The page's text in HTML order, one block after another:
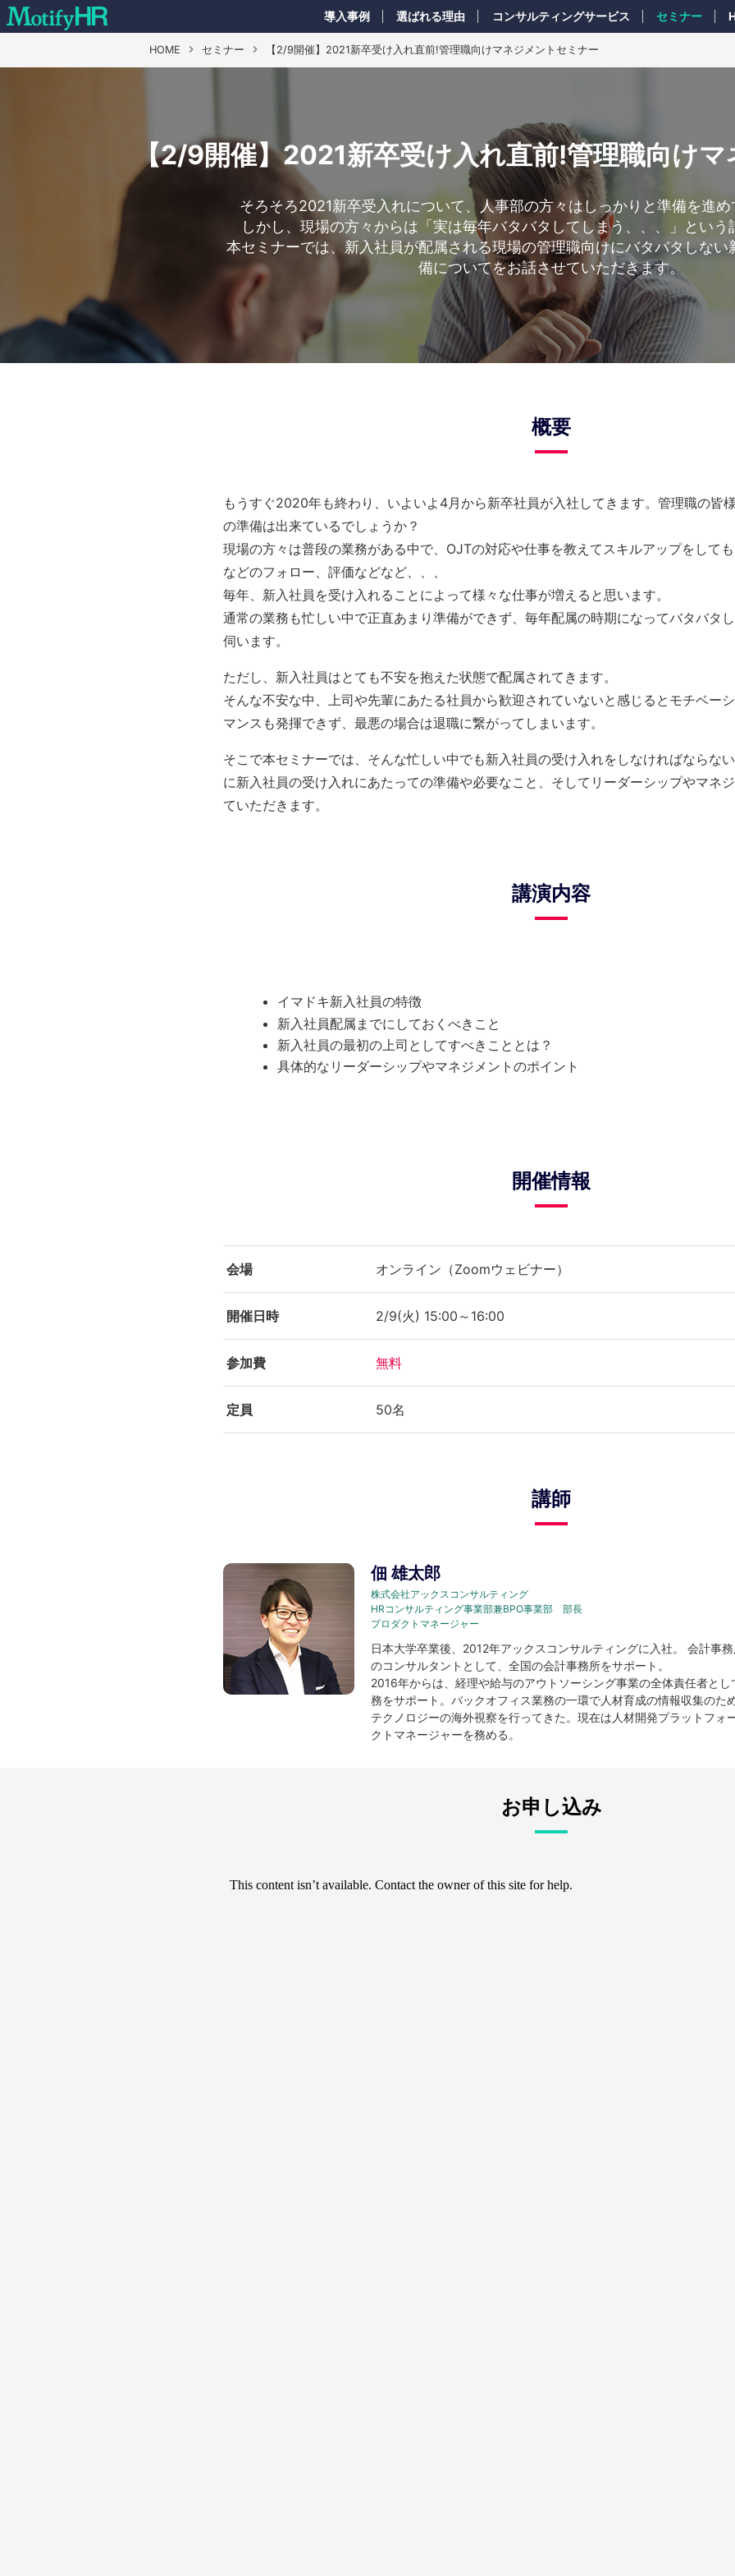
導入事例 選ばれる理由 コンサルティングサービス セミナー
HOME セミナー 【2/9開催】2021新卒受け入れ直前!管理職向けマネジメントセミナー
【2/9開催】2021新卒受け入れ直前!管理職向け
そろそろ2021新卒受入れについて、人事部の方々はしっかりと準備を進め
しかし、現場の方々からは「実は毎年バタバタしてしまう、、、」という
本セミナーでは、新入社員が配属される現場の管理職向けにバタバタしない
備についてをお話させていただきます。
概要
もうすぐ2020年も終わり、いよいよ4月から新卒社員が入社してきます。管理職の皆
の準備は出来ているでしょうか？
現場の方々は普段の業務がある中で、OJTの対応や仕事を教えてスキルアップをして
などのフォロー、評価などなど、、、
毎年、新入社員を受け入れることによって様々な仕事が増えると思います。
通常の業務も忙しい中で正直あまり準備ができず、毎年配属の時期になってバタバタ
伺います。
ただし、新入社員はとても不安を抱えた状態で配属されてきます。
そんな不安な中、上司や先輩にあたる社員から歓迎されていないと感じるとモチベー
マンスも発揮できず、最悪の場合は退職に繋がってしまいます。
そこで本セミナーでは、そんな忙しい中でも新入社員の受け入れをしなければならな
に新入社員の受け入れにあたっての準備や必要なこと、そしてリーダーシップやマネ
ていただきます。
講演内容
イマドキ新入社員の特徴
新入社員配属までにしておくべきこと
新入社員の最初の上司としてすべきこととは？
具体的なリーダーシップやマネジメントのポイント
開催情報
会場 オンライン（Zoomウェビナー）
開催日時 2/9(火) 15:00～16:00
参加費 無料
定員 50名
講師
佃 雄太郎
株式会社アックスコンサルティング
HRコンサルティング事業部兼BPO事業部 部長
プロダクトマネージャー
日本大学卒業後、2012年アックスコンサルティングに入社。 会計事
のコンサルタントとして、全国の会計事務所をサポート。
2016年からは、経理や給与のアウトソーシング事業の全体責任者と
務をサポート。バックオフィス業務の一環で人材育成の情報収集のた
テクノロジーの海外視察を行ってきた。現在は人材開発プラットフォ
クトマネージャーを務める。
お申し込み